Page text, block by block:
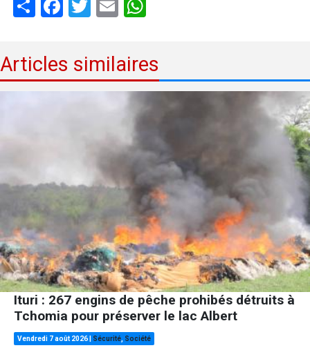
Articles similaires
Ituri : 267 engins de pêche prohibés détruits à
Tchomia pour préserver le lac Albert
Vendredi 7 août 2026 Sécurité Société